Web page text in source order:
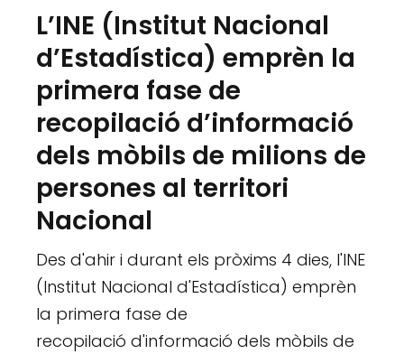
L’INE (Institut Nacional
d’Estadística) emprèn la
primera fase de
recopilació d’informació
dels mòbils de milions de
persones al territori
Nacional
Des d'ahir i durant els pròxims 4 dies, l'INE
(Institut Nacional d'Estadística) emprèn
la primera fase de
recopilació d'informació dels mòbils de